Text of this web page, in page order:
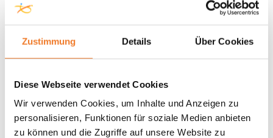
Zustimmung Details Über Cookies
Diese Webseite verwendet Cookies
Wir verwenden Cookies, um Inhalte und Anzeigen zu
personalisieren, Funktionen für soziale Medien anbieten
zu können und die Zugriffe auf unsere Website zu